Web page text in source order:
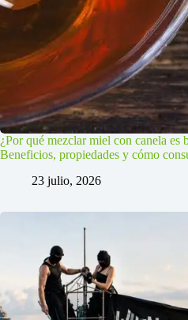
¿Por qué mezclar miel con canela es
Beneficios, propiedades y cómo
23 julio, 2026